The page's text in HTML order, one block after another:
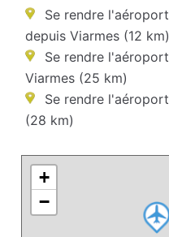
Se rendre l'aéroport
depuis Viarmes (12 km)
Se rendre l'aéroport
Viarmes (25 km)
Se rendre l'aéroport
(28 km)
+
−